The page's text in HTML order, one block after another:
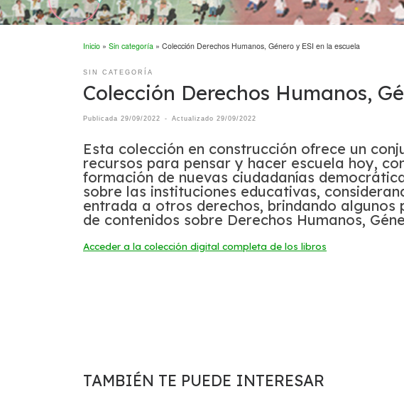
Inicio » Sin categoría » Colección Derechos Humanos, Género y ESI en la escuela
SIN CATEGORÍA
Colección Derechos Humanos,
Publicada 29/09/2022 - Actualizado 29/09/2022
Esta colección en construcción ofrece un
recursos para pensar y hacer escuela hoy,
formación de nuevas ciudadanías
sobre las instituciones educativas,
entrada a otros derechos, brindando
de contenidos sobre Derechos Humanos,
Acceder a la colección digital completa de los libros
TAMBIÉN TE PUEDE INTERESAR